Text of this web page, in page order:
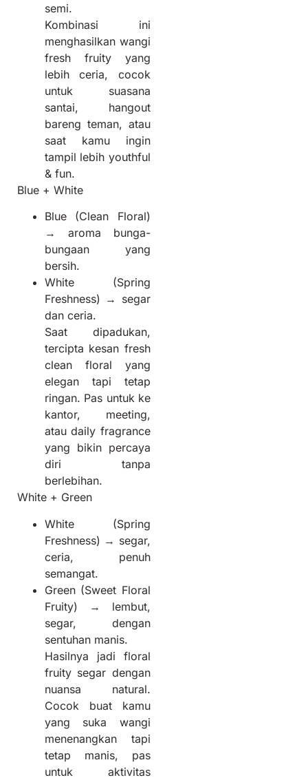
semi.
Kombinasi ini
menghasilkan wangi
fresh fruity yang
lebih ceria, cocok
untuk suasana
santai, hangout
bareng teman, atau
saat kamu ingin
tampil lebih youthful
& fun.
Blue + White
Blue (Clean Floral)
→ aroma bunga-
bungaan yang
bersih.
White (Spring
Freshness) → segar
dan ceria.
Saat dipadukan,
tercipta kesan fresh
clean floral yang
elegan tapi tetap
ringan. Pas untuk ke
kantor, meeting,
atau daily fragrance
yang bikin percaya
diri tanpa
berlebihan.
White + Green
White (Spring
Freshness) → segar,
ceria, penuh
semangat.
Green (Sweet Floral
Fruity) → lembut,
segar, dengan
sentuhan manis.
Hasilnya jadi floral
fruity segar dengan
nuansa natural.
Cocok buat kamu
yang suka wangi
menenangkan tapi
tetap manis, pas
untuk aktivitas